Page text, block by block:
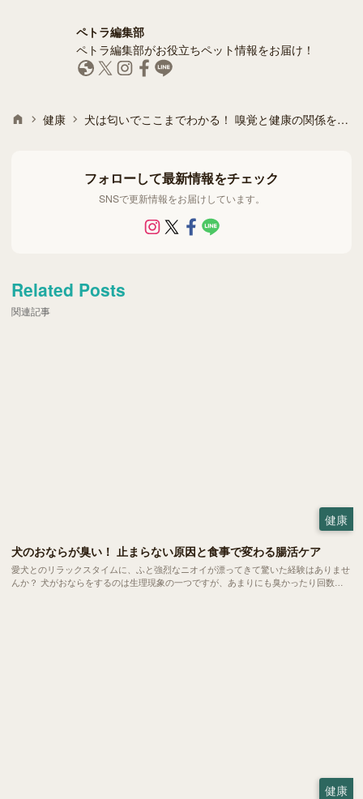
ペトラ編集部
ペトラ編集部がお役立ちペット情報をお届け！
健康 犬は匂いでここまでわかる！ 嗅覚と健康の関係を徹底ガイド
フォローして最新情報をチェック
SNSで更新情報をお届けしています。
Related Posts
関連記事
健康
犬のおならが臭い！ 止まらない原因と食事で変わる腸活ケア
愛犬とのリラックスタイムに、ふと強烈なニオイが漂ってきて驚いた経験はありませ
んか？ 犬がおならをするのは生理現象の一つですが、あまりにも臭かったり回数が
健康